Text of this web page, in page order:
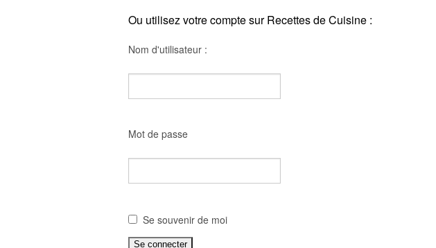
Ou utilisez votre compte sur Recettes de Cuisine :
Nom d'utilisateur :
Mot de passe
Se souvenir de moi